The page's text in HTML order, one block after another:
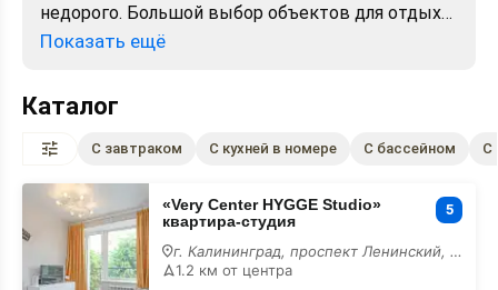
недорого. Большой выбор объектов для отдыха.
Сравнивайте цены, читайте отзывы, смотрите
Показать ещё
Каталог
С завтраком С кухней в номере С бассейном С
«Very
Center
HYGGE
Studio»
квартира-
студия
«Very Center HYGGE Studio»
квартира-студия
5
г. Калининград, проспект Ленинский, 26
1.2 км от центра